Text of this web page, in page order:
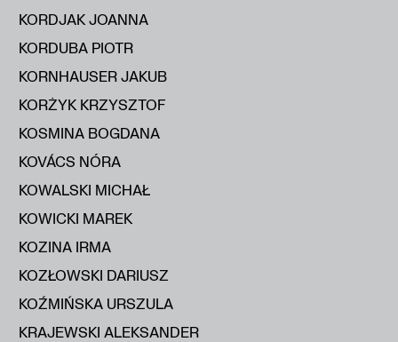
KORDJAK JOANNA
KORDUBA PIOTR
KORNHAUSER JAKUB
KORŻYK KRZYSZTOF
KOSMINA BOGDANA
KOVÁCS NÓRA
KOWALSKI MICHAŁ
KOWICKI MAREK
KOZINA IRMA
KOZŁOWSKI DARIUSZ
KOŹMIŃSKA URSZULA
KRAJEWSKI ALEKSANDER